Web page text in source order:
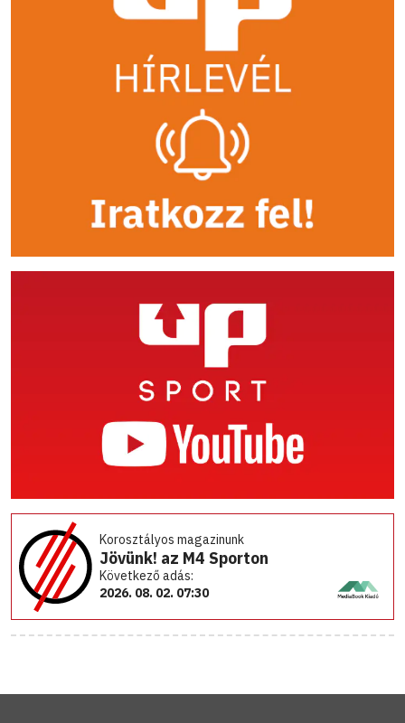
Korosztályos magazinunk
Jövünk! az M4 Sporton
Következő adás:
2026. 08. 02. 07:30